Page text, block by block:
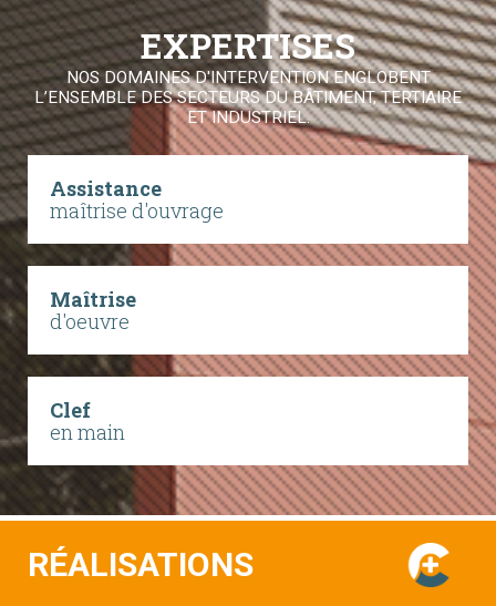
EXPERTISES
NOS DOMAINES D'INTERVENTION ENGLOBENT
L’ENSEMBLE DES SECTEURS DU BÂTIMENT, TERTIAIRE
ET INDUSTRIEL.
Assistance
maîtrise d'ouvrage
Maîtrise
d'oeuvre
Clef
en main
RÉALISATIONS